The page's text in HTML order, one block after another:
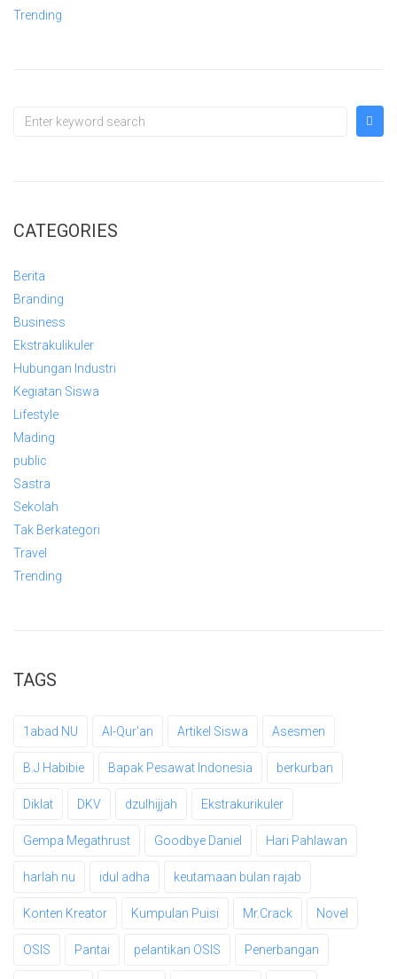
Trending
CATEGORIES
Berita
Branding
Business
Ekstrakulikuler
Hubungan Industri
Kegiatan Siswa
Lifestyle
Mading
public
Sastra
Sekolah
Tak Berkategori
Travel
Trending
TAGS
1abad NU Al-Qur'an Artikel Siswa Asesmen
B.J Habibie Bapak Pesawat Indonesia berkurban
Diklat DKV dzulhijjah Ekstrakurikuler
Gempa Megathrust Goodbye Daniel Hari Pahlawan
harlah nu idul adha keutamaan bulan rajab
Konten Kreator Kumpulan Puisi Mr.Crack Novel
OSIS Pantai pelantikan OSIS Penerbangan